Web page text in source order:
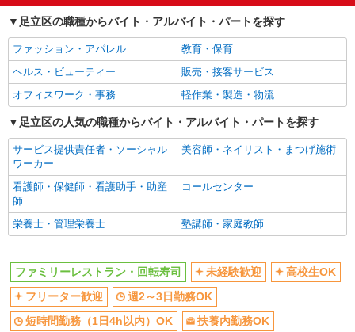
フリーター歓迎
週2～3日勤務OK
短時間勤務（1日4h以内）OK
扶養内勤務OK
交通費支給
社員登用あり
同じ職種から求人を探す
飲食・フード
同じ特徴から求人を探す
未経験歓迎
週2～3日勤務OK
短時間勤務（1日4h以内）OK
扶養内勤務OK
社員登用あり
足立区の職種からバイト・アルバイト・パートを探す
ファッション・アパレル
教育・保育
ヘルス・ビューティー
販売・接客サービス
オフィスワーク・事務
軽作業・製造・物流
足立区の人気の職種からバイト・アルバイト・パートを探す
サービス提供責任者・ソーシャル
ワーカー
美容師・ネイリスト・まつげ施術
看護師・保健師・看護助手・助産
師
コールセンター
栄養士・管理栄養士 塾講師・家庭教師
ファミリーレストラン・回転寿司 未経験歓迎
高校生OK
フリーター歓迎
週2～3日勤務OK
短時間勤務（1日4h以内）OK
扶養内勤務OK